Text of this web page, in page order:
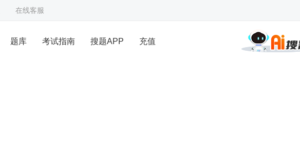
在线客服
题库 考试指南 搜题APP 充值